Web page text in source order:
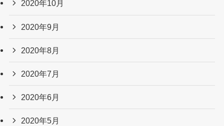
2020年10月
2020年9月
2020年8月
2020年7月
2020年6月
2020年5月